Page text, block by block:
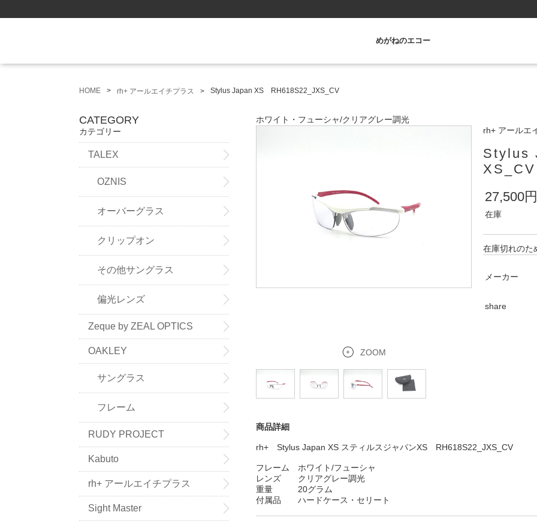
めがねのエコー
HOME rh+ アールエイチプラス Stylus Japan XS RH618S22_JXS_CV
ホワイト・フューシャ/クリアグレー調光
ZOOM
rh+ アールエ
Stylus
XS_CV
27,500円
在庫
在庫切れのた
メーカー
share
商品詳細
rh+ Stylus Japan XS スティルスジャパンXS RH618S22_JXS_CV
フレーム ホワイト/フューシャ
レンズ クリアグレー調光
重量 20グラム
付属品 ハードケース・セリート
CATEGORY
カテゴリー
TALEX
OZNIS
オーバーグラス
クリップオン
その他サングラス
偏光レンズ
Zeque by ZEAL OPTICS
OAKLEY
サングラス
フレーム
RUDY PROJECT
Kabuto
rh+ アールエイチプラス
Sight Master